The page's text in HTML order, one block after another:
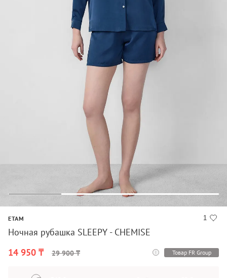
1
ETAM
Ночная рубашка SLEEPY - CHEMISE
14 950 ₸
29 900 ₸ Товар FR Group